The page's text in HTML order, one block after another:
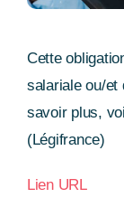
Cette
salariale ou/et
savoir plus,
(Légifrance)
Lien URL